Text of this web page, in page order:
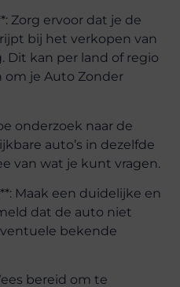
Zorg ervoor dat je de
bij het verkopen van
Dit kan per land of regio
om je Auto Zonder
onderzoek naar de
auto’s in dezelfde
van wat je kunt vragen.
Maak een duidelijke en
dat de auto niet
bekende
bereid om te